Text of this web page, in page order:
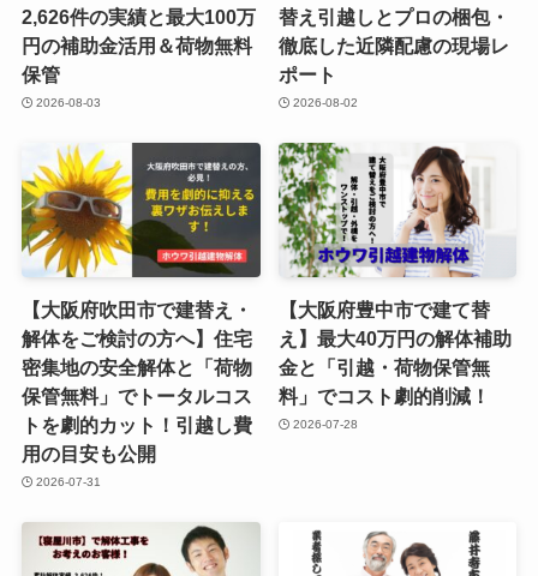
2,626件の実績と最大100万
円の補助金活用＆荷物無料
保管
2026-08-03
替え引越しとプロの梱包・
徹底した近隣配慮の現場レ
ポート
2026-08-02
【大阪府吹田市で建替え・
解体をご検討の方へ】住宅
密集地の安全解体と「荷物
保管無料」でトータルコス
トを劇的カット！引越し費
用の目安も公開
2026-07-31
【大阪府豊中市で建て替
え】最大40万円の解体補助
金と「引越・荷物保管無
料」でコスト劇的削減！
2026-07-28